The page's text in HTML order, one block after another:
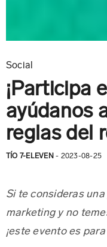
Social
¡Participa
ayúdanos​
reglas del
TÍO 7-ELEVEN- 2023-08-25
Si te consideras
marketing y no
¡este evento es